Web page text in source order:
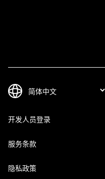
开发人员登录
服务条款
隐私政策